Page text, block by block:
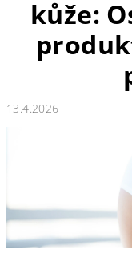
kůže:
13.4.2026